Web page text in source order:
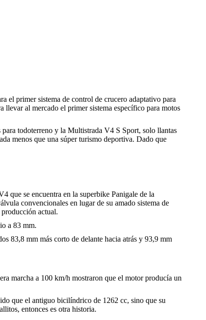
el primer sistema de control de crucero adaptativo para
llevar al mercado el primer sistema específico para motos
todoterreno y la Multistrada V4 S Sport, solo llantas
menos que una súper turismo deportiva. Dado que
que se encuentra en la superbike Panigale de la
convencionales en lugar de su amado sistema de
actual.
a 83 mm.
83,8 mm más corto de delante hacia atrás y 93,9 mm
marcha a 100 km/h mostraron que el motor producía un
que el antiguo bicilíndrico de 1262 cc, sino que su
entonces es otra historia.